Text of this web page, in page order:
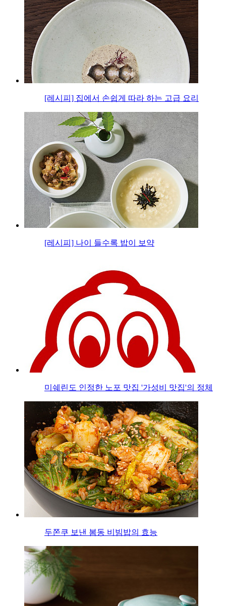
[레시피] 집에서 손쉽게 따라 하는 고급 요리
[레시피] 나이 들수록 밥이 보약
미쉐린도 인정한 노포 맛집 '가성비 맛집'의 정체
두쫀쿠 보낸 봄동 비빔밥의 효능